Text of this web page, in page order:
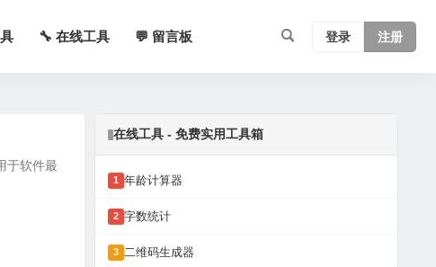
🔧 在线工具 💬 留言板 登录 注册
于软件最
在线工具 - 免费实用工具箱
1 年龄计算器
2 字数统计
3 二维码生成器